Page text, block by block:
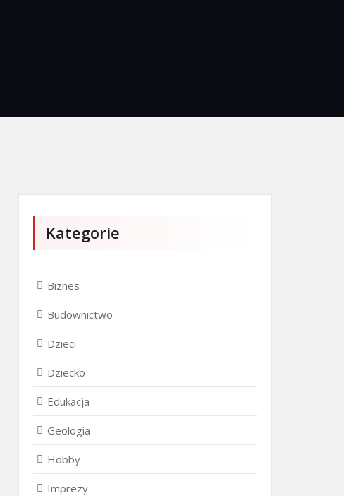
Kategorie
Biznes
Budownictwo
Dzieci
Dziecko
Edukacja
Geologia
Hobby
Imprezy